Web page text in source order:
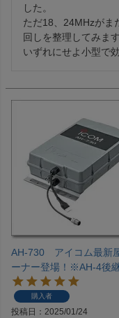
した。
ただ18、24MHzがま
回しを整理してみます
いずれにせよ小型で
AH-730 アイコム最新
ーナー登場！※AH-4後
購入者
投稿日 2025/01/24